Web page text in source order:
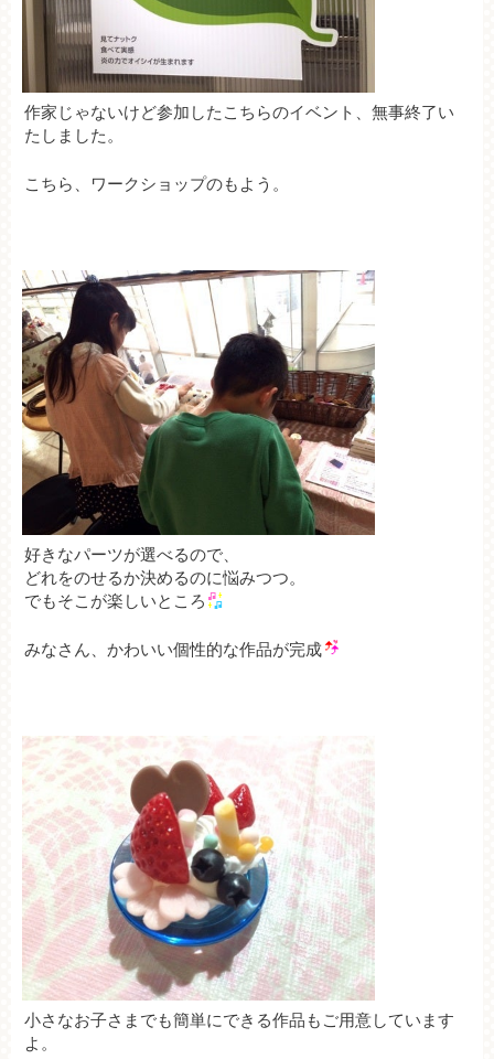
作家じゃないけど参加したこちらのイベント、無事終了い
たしました。
こちら、ワークショップのもよう。
好きなパーツが選べるので、
どれをのせるか決めるのに悩みつつ。
でもそこが楽しいところ
みなさん、かわいい個性的な作品が完成
小さなお子さまでも簡単にできる作品もご用意しています
よ。